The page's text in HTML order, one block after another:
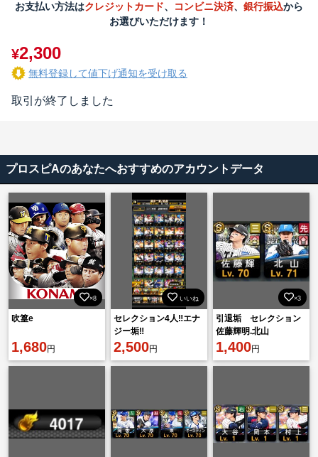
お支払い方法はクレジットカード、 コンビニ決済、 銀行振込から
お選びいただけます！
¥2,300
無料登録して値下げ通知を受け取る
取引が終了しました
プロスピAのあなたへおすすめのアカウントデータ
×8
吹篁e
1,680円
いいね
セレクション4人‼️エナ
ジー垢‼️
2,500円
×3
引退垢 セレクション
佐藤輝明.北山
1,400円